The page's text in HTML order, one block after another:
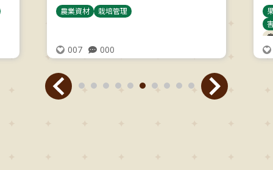
農業資材 栽培管理
007 000